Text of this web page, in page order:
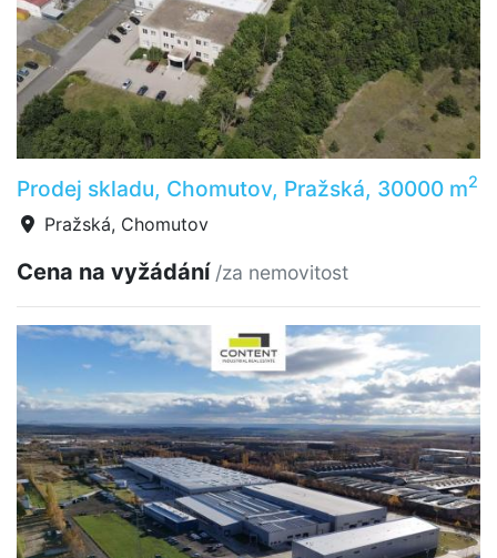
Prodej skladu, Chomutov, Pražská, 30000 m2
Pražská, Chomutov
Cena na vyžádání /za nemovitost